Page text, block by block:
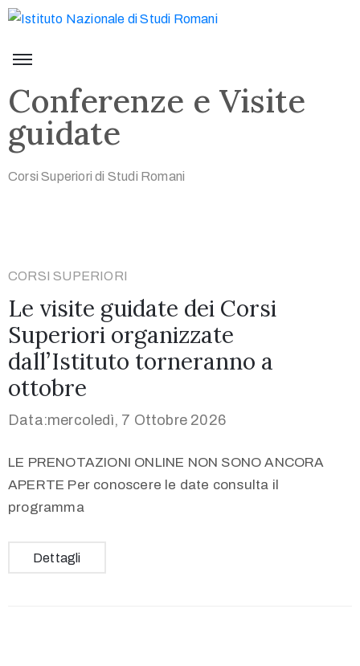
Conferenze e Visite
guidate
Corsi Superiori di Studi Romani
CORSI SUPERIORI
Le visite guidate dei Corsi
Superiori organizzate
dall’Istituto torneranno a
ottobre
Data:mercoledì, 7 Ottobre 2026
LE PRENOTAZIONI ONLINE NON SONO ANCORA
APERTE Per conoscere le date consulta il
programma
Dettagli